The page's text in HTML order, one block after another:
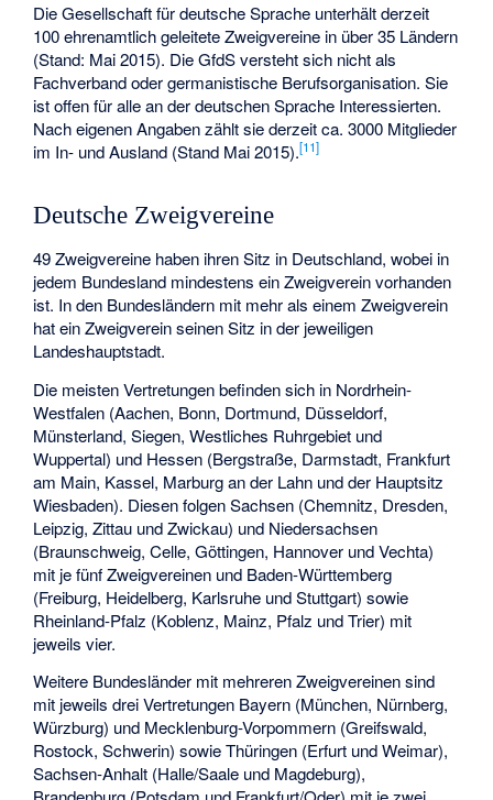
Die Gesellschaft für deutsche Sprache unterhält derzeit
100 ehrenamtlich geleitete Zweigvereine in über 35 Ländern
(Stand: Mai 2015). Die GfdS versteht sich nicht als
Fachverband oder germanistische Berufsorganisation. Sie
ist offen für alle an der deutschen Sprache Interessierten.
Nach eigenen Angaben zählt sie derzeit ca. 3000 Mitglieder
im In- und Ausland (Stand Mai 2015).[11]
Deutsche Zweigvereine
49 Zweigvereine haben ihren Sitz in Deutschland, wobei in
jedem Bundesland mindestens ein Zweigverein vorhanden
ist. In den Bundesländern mit mehr als einem Zweigverein
hat ein Zweigverein seinen Sitz in der jeweiligen
Landeshauptstadt.
Die meisten Vertretungen befinden sich in Nordrhein-
Westfalen (Aachen, Bonn, Dortmund, Düsseldorf,
Münsterland, Siegen, Westliches Ruhrgebiet und
Wuppertal) und Hessen (Bergstraße, Darmstadt, Frankfurt
am Main, Kassel, Marburg an der Lahn und der Hauptsitz
Wiesbaden). Diesen folgen Sachsen (Chemnitz, Dresden,
Leipzig, Zittau und Zwickau) und Niedersachsen
(Braunschweig, Celle, Göttingen, Hannover und Vechta)
mit je fünf Zweigvereinen und Baden-Württemberg
(Freiburg, Heidelberg, Karlsruhe und Stuttgart) sowie
Rheinland-Pfalz (Koblenz, Mainz, Pfalz und Trier) mit
jeweils vier.
Weitere Bundesländer mit mehreren Zweigvereinen sind
mit jeweils drei Vertretungen Bayern (München, Nürnberg,
Würzburg) und Mecklenburg-Vorpommern (Greifswald,
Rostock, Schwerin) sowie Thüringen (Erfurt und Weimar),
Sachsen-Anhalt (Halle/Saale und Magdeburg),